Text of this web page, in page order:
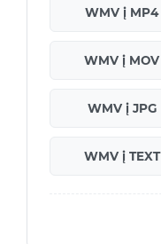
WMV į MP4
WMV į MOV
WMV į JPG
WMV į TEXT